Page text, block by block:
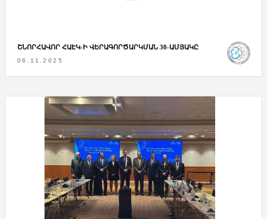
ՇՆՈՐՀԱՎՈՐ ՀԱԷԿ-Ի ՎԵՐԱԳՈՐԾԱՐԿՄԱՆ 30-ԱՄՅԱԿԸ
06.11.2025